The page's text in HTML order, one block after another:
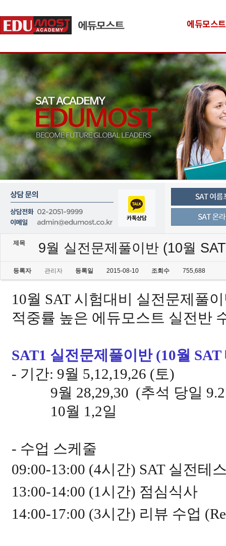
에듀모스
제목 9월 실전문제풀이반 (10월
등록자 관리자 등록일 2015-08-10 조회수 755,688
10월 SAT 시험대비 실전문제풀
적중률 높은 에듀모스트 실전반
SAT1 실전문제풀이반(10월 SAT
- 기간: 9월 5,12,19,26 (토)
9월 28,29,30 (추석 당일
10월 1,2일
- 수업 스케줄
09:00-13:00 (4시간) SAT 실전테
13:00-14:00 (1 시간) 점심식사
14:00-17:00 (3시간) 리뷰 수업